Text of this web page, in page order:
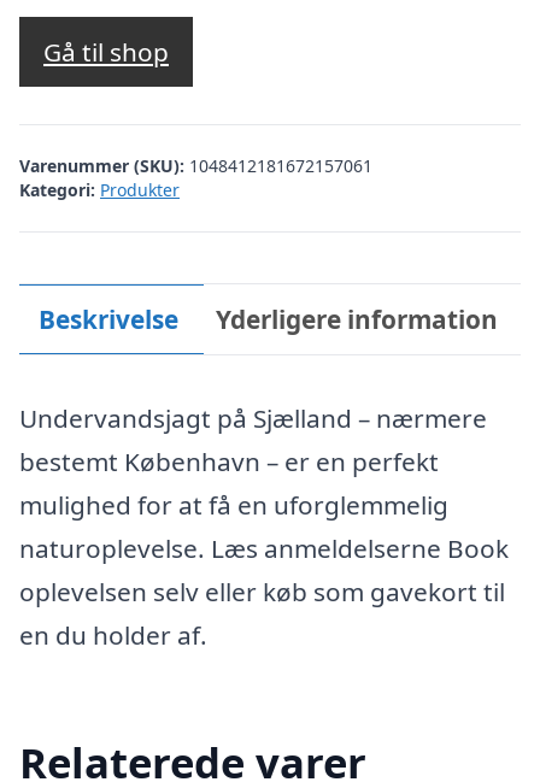
Gå til shop
Varenummer (SKU): 1048412181672157061
Kategori: Produkter
Beskrivelse Yderligere information
Undervandsjagt på Sjælland – nærmere
bestemt København – er en perfekt
mulighed for at få en uforglemmelig
naturoplevelse. Læs anmeldelserne Book
oplevelsen selv eller køb som gavekort til
en du holder af.
Relaterede varer